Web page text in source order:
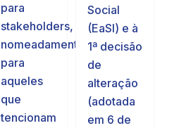
para
stakeholders,
nomeadamente
para
aqueles
que
tencionam
Social
(EaSI) e à
1ª decisão
de
alteração
(adotada
em 6 de